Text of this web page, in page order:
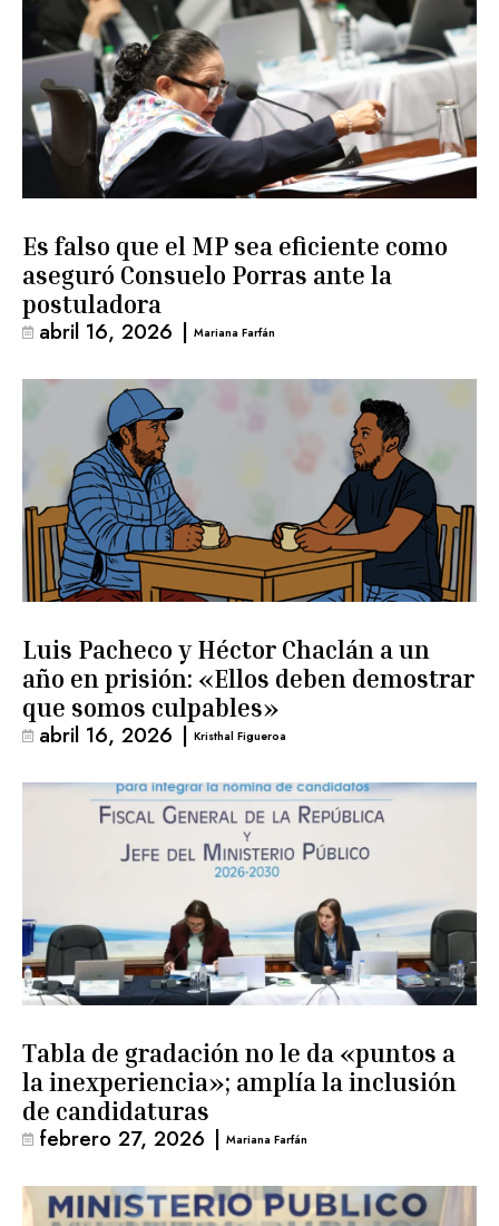
Es falso que el MP sea eficiente como
aseguró Consuelo Porras ante la
postuladora
abril 16, 2026 | Mariana Farfán
Luis Pacheco y Héctor Chaclán a un
año en prisión: «Ellos deben demostrar
que somos culpables»
abril 16, 2026 | Kristhal Figueroa
Tabla de gradación no le da «puntos a
la inexperiencia»; amplía la inclusión
de candidaturas
febrero 27, 2026 | Mariana Farfán